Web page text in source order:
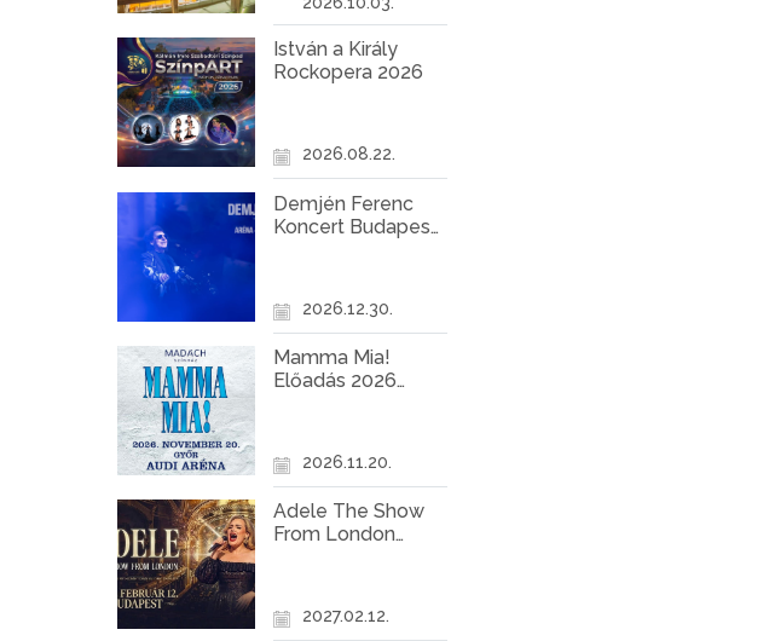
István a Király
Rockopera 2026
2026.08.22.
Demjén Ferenc
Koncert Budapest
2026.12.30.
Mamma Mia!
Előadás 2026
2026.11.20.
Adele The Show
From London
2027.02.12.